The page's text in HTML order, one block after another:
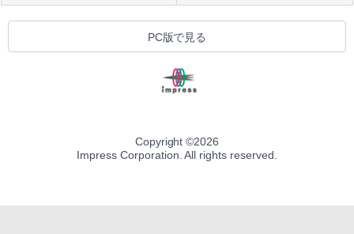
PC版で見る
Copyright ©2026
Impress Corporation. All rights reserved.